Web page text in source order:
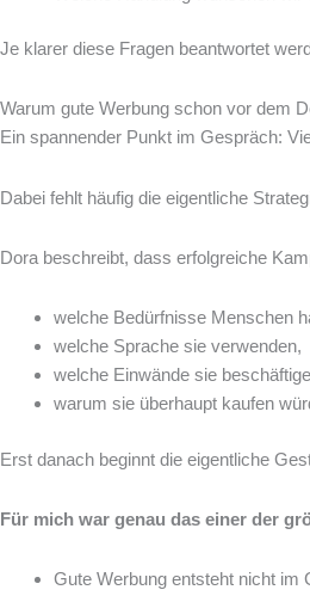
Je klarer diese Fragen beantwortet
Warum gute Werbung schon vor dem
Ein spannender Punkt im Gespräch:
Dabei fehlt häufig die eigentliche
Dora beschreibt, dass erfolgreiche
welche Bedürfnisse Menschen
welche Sprache sie verwenden,
welche Einwände sie
warum sie überhaupt kaufen
Erst danach beginnt die eigentliche
Für mich war genau das einer der
Gute Werbung entsteht nicht im